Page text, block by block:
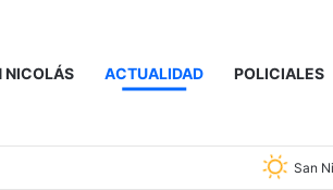
NICOLÁS ACTUALIDAD POLICIALES
San